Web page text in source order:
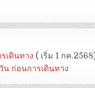
เดินทาง ( เริ่ม 1 กค
น ก่อนการเดินทาง